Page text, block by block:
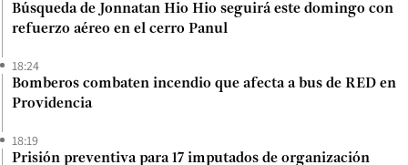
Búsqueda de Jonnatan Hio Hio seguirá este domingo con
refuerzo aéreo en el cerro Panul
18:24
Bomberos combaten incendio que afecta a bus de RED en
Providencia
18:19
Prisión preventiva para 17 imputados de organización